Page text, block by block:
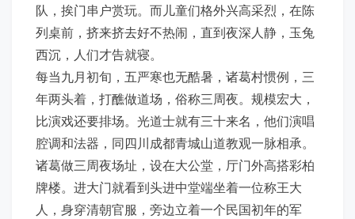
队，挨门串户赏玩。而儿童们格外兴高采烈，在陈
列桌前，挤来挤去好不热闹，直到夜深人静，玉兔
西沉，人们才告就寝。
每当九月初旬，五严寒也无酷暑，诸葛村惯例，三
年两头着，打醮做道场，俗称三周夜。规模宏大，
比演戏还要排场。光道士就有三十来名，他们演唱
腔调和法器，同四川成都青城山道教观一脉相承。
诸葛做三周夜场址，设在大公堂，厅门外高搭彩柏
牌楼。进大门就看到头进中堂端坐着一位称王大
人，身穿清朝官服，旁边立着一个民国初年的军